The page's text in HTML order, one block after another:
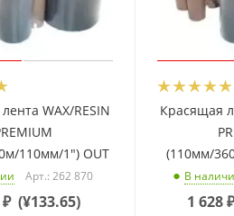
WAX/RESIN
110мм/1") OUT
Арт.: 262 870
(¥133.65)
Красящая
(110мм/
В
1 628₽